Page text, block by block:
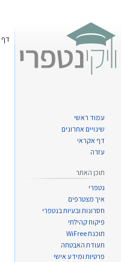
דף
עמוד ראשי
שינויים אחרונים
דף אקראי
עזרה
תוכן האתר
נטפרי
איך מצטרפים
חסרונות ובעיות בנטפרי
פיקוח קהילתי
תוכנת WiFree
תעודת האבטחה
פרטיות ומידע אישי